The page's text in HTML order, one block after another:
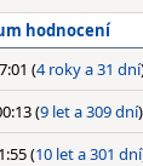
hodnocení
(4 roky a 31 dní
(9 let a 309 dní)
(10 let a 301 dní